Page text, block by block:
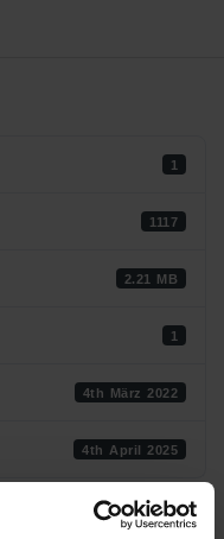
1
1117
2.21 MB
1
4th März 2022
4th April 2025
Expert